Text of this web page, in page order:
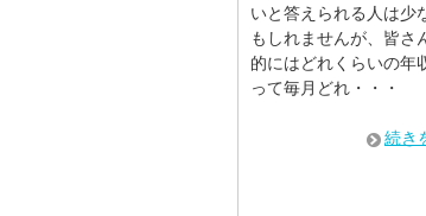
いと答えられる人は少
もしれませんが、皆さ
的にはどれくらいの年
って毎月どれ・・・
続き